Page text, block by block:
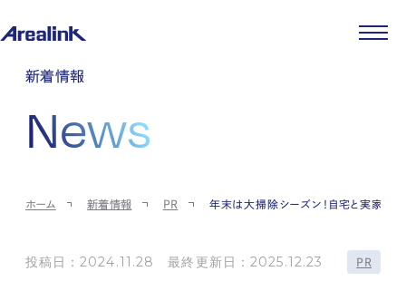
企業情報
企業理念
会社概要
コーポレートガバナンス
ストレージ事業
パートナー制度
土地権利整備事業
IR情報
IRカレンダー
IRポリシー
ストレージ室数実績
ニュース
商品情報
先輩社員インタビュー
新着情報
News
ホーム 新着情報 PR 年末は大掃除シーズン！自宅と実家の
投稿日：2024.11.28 最終更新日：2025.12.23 PR